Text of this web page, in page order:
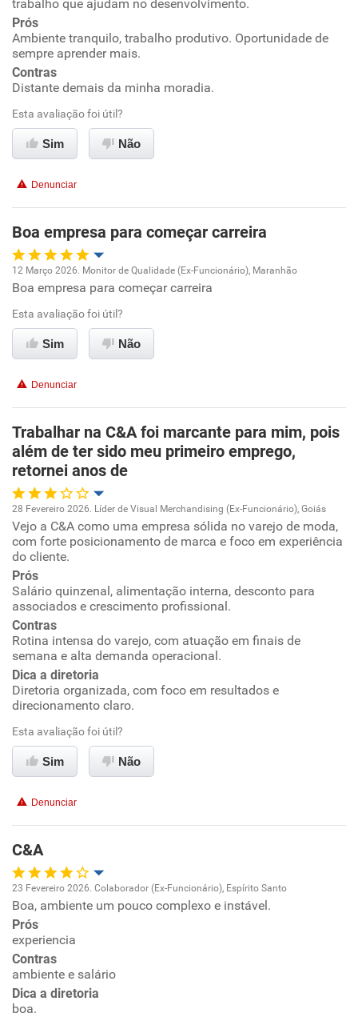
Ambiente de trabalho
Conciliação com a vida familiar
Recomenda esta empresa
Recomenda a diretoria
trabalho que ajudam no desenvolvimento.
Prós
Ambiente tranquilo, trabalho produtivo. Oportunidade de
sempre aprender mais.
Contras
Distante demais da minha moradia.
Esta avaliação foi útil?
Sim Não
Denunciar
Boa empresa para começar carreira
Oportunidade de promoção
Ambiente de trabalho
Benefícios
Recomenda esta empresa
12 Março 2026. Monitor de Qualidade (Ex-Funcionário), Maranhão
Boa empresa para começar carreira
Esta avaliação foi útil?
Sim Não
Denunciar
Trabalhar na C&A foi marcante para mim, pois
além de ter sido meu primeiro emprego,
retornei anos de
Oportunidade de promoção
Conciliação com a vida familiar
Benefícios
Não recomenda esta empresa
Recomenda a diretoria
28 Fevereiro 2026. Líder de Visual Merchandising (Ex-Funcionário), Goiás
Vejo a C&A como uma empresa sólida no varejo de moda,
com forte posicionamento de marca e foco em experiência
do cliente.
Prós
Salário quinzenal, alimentação interna, desconto para
associados e crescimento profissional.
Contras
Rotina intensa do varejo, com atuação em finais de
semana e alta demanda operacional.
Dica a diretoria
Diretoria organizada, com foco em resultados e
direcionamento claro.
Esta avaliação foi útil?
Sim Não
Denunciar
C&A
Oportunidade de promoção
Ambiente de trabalho
Conciliação com a vida familiar
23 Fevereiro 2026. Colaborador (Ex-Funcionário), Espírito Santo
Boa, ambiente um pouco complexo e instável.
Prós
experiencia
Contras
ambiente e salário
Dica a diretoria
boa.